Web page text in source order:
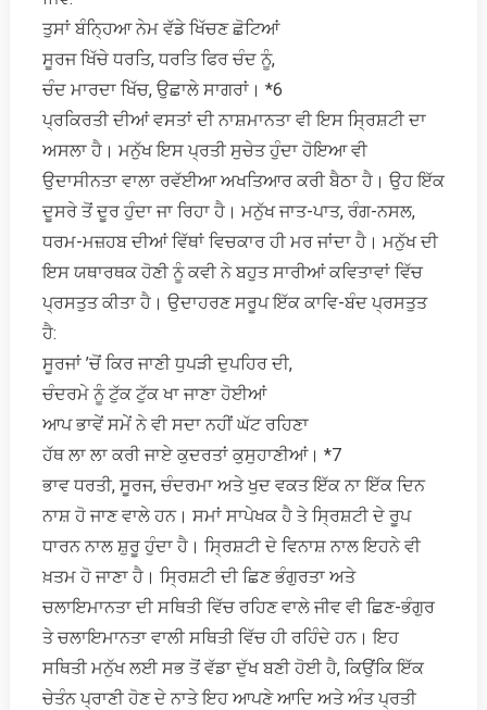
ਤੁਸਾਂ ਬੰਨਿ੍ਹਆ ਨੇਮ ਵੱਡੇ ਖਿੱਚਣ ਛੋਟਿਆਂ
ਸੂਰਜ ਖਿੱਚੇ ਧਰਤਿ, ਧਰਤਿ ਫਿਰ ਚੰਦ ਨੂੰ,
ਚੰਦ ਮਾਰਦਾ ਖਿੱਚ, ਉਛਾਲੇ ਸਾਗਰਾਂ। *6
ਪ੍ਰਕਿਰਤੀ ਦੀਆਂ ਵਸਤਾਂ ਦੀ ਨਾਸ਼ਮਾਨਤਾ ਵੀ ਇਸ ਸ੍ਰਿਸ਼ਟੀ ਦਾ
ਅਸਲਾ ਹੈ। ਮਨੁੱਖ ਇਸ ਪ੍ਰਤੀ ਸੁਚੇਤ ਹੁੰਦਾ ਹੋਇਆ ਵੀ
ਉਦਾਸੀਨਤਾ ਵਾਲਾ ਰਵੱਈਆ ਅਖਤਿਆਰ ਕਰੀ ਬੈਠਾ ਹੈ। ਉਹ ਇੱਕ
ਦੂਸਰੇ ਤੋਂ ਦੂਰ ਹੁੰਦਾ ਜਾ ਰਿਹਾ ਹੈ। ਮਨੁੱਖ ਜਾਤ-ਪਾਤ, ਰੰਗ-ਨਸਲ,
ਧਰਮ-ਮਜ਼ਹਬ ਦੀਆਂ ਵਿੱਥਾਂ ਵਿਚਕਾਰ ਹੀ ਮਰ ਜਾਂਦਾ ਹੈ। ਮਨੁੱਖ ਦੀ
ਇਸ ਯਥਾਰਥਕ ਹੋਣੀ ਨੂੰ ਕਵੀ ਨੇ ਬਹੁਤ ਸਾਰੀਆਂ ਕਵਿਤਾਵਾਂ ਵਿੱਚ
ਪ੍ਰਸਤੁਤ ਕੀਤਾ ਹੈ। ਉਦਾਹਰਣ ਸਰੂਪ ਇੱਕ ਕਾਵਿ-ਬੰਦ ਪ੍ਰਸਤੁਤ
ਹੈ:
ਸੂਰਜਾਂ ’ਚੋਂ ਕਿਰ ਜਾਣੀ ਧੁਪੜੀ ਦੁਪਹਿਰ ਦੀ,
ਚੰਦਰਮੇ ਨੂੰ ਟੁੱਕ ਟੁੱਕ ਖਾ ਜਾਣਾ ਹੋਈਆਂ
ਆਪ ਭਾਵੇਂ ਸਮੇਂ ਨੇ ਵੀ ਸਦਾ ਨਹੀਂ ਘੱਟ ਰਹਿਣਾ
ਹੱਥ ਲਾ ਲਾ ਕਰੀ ਜਾਏ ਕੁਦਰਤਾਂ ਕੁਸੁਹਾਣੀਆਂ। *7
ਭਾਵ ਧਰਤੀ, ਸੂਰਜ, ਚੰਦਰਮਾ ਅਤੇ ਖੁਦ ਵਕਤ ਇੱਕ ਨਾ ਇੱਕ ਦਿਨ
ਨਾਸ਼ ਹੋ ਜਾਣ ਵਾਲੇ ਹਨ। ਸਮਾਂ ਸਾਪੇਖਕ ਹੈ ਤੇ ਸ੍ਰਿਸ਼ਟੀ ਦੇ ਰੂਪ
ਧਾਰਨ ਨਾਲ ਸ਼ੁਰੂ ਹੁੰਦਾ ਹੈ। ਸ੍ਰਿਸ਼ਟੀ ਦੇ ਵਿਨਾਸ਼ ਨਾਲ ਇਹਨੇ ਵੀ
ਖ਼ਤਮ ਹੋ ਜਾਣਾ ਹੈ। ਸ੍ਰਿਸ਼ਟੀ ਦੀ ਛਿਣ ਭੰਗੁਰਤਾ ਅਤੇ
ਚਲਾਇਮਾਨਤਾ ਦੀ ਸਥਿਤੀ ਵਿੱਚ ਰਹਿਣ ਵਾਲੇ ਜੀਵ ਵੀ ਛਿਣ-ਭੰਗੁਰ
ਤੇ ਚਲਾਇਮਾਨਤਾ ਵਾਲੀ ਸਥਿਤੀ ਵਿੱਚ ਹੀ ਰਹਿੰਦੇ ਹਨ। ਇਹ
ਸਥਿਤੀ ਮਨੁੱਖ ਲਈ ਸਭ ਤੋਂ ਵੱਡਾ ਦੁੱਖ ਬਣੀ ਹੋਈ ਹੈ, ਕਿਉਂਕਿ ਇੱਕ
ਚੇਤੰਨ ਪ੍ਰਾਣੀ ਹੋਣ ਦੇ ਨਾਤੇ ਇਹ ਆਪਣੇ ਆਦਿ ਅਤੇ ਅੰਤ ਪ੍ਰਤੀ